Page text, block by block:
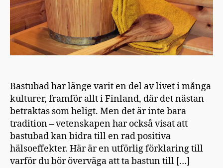
Bastubad har länge varit en del av livet i många
kulturer, framför allt i Finland, där det nästan
betraktas som heligt. Men det är inte bara
tradition – vetenskapen har också visat att
bastubad kan bidra till en rad positiva
hälsoeffekter. Här är en utförlig förklaring till
varför du bör överväga att ta bastun till […]